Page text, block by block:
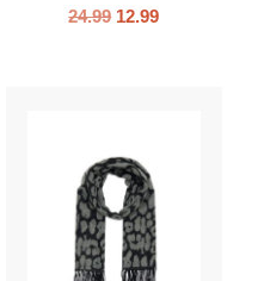
24.99 12.99